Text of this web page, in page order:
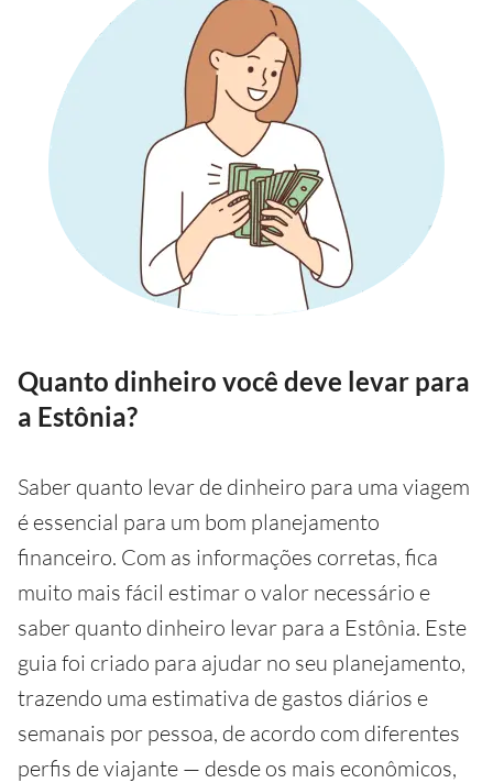
Quanto dinheiro você deve levar para
a Estônia?
Saber quanto levar de dinheiro para uma viagem
é essencial para um bom planejamento
financeiro. Com as informações corretas, fica
muito mais fácil estimar o valor necessário e
saber quanto dinheiro levar para a Estônia. Este
guia foi criado para ajudar no seu planejamento,
trazendo uma estimativa de gastos diários e
semanais por pessoa, de acordo com diferentes
perfis de viajante — desde os mais econômicos,